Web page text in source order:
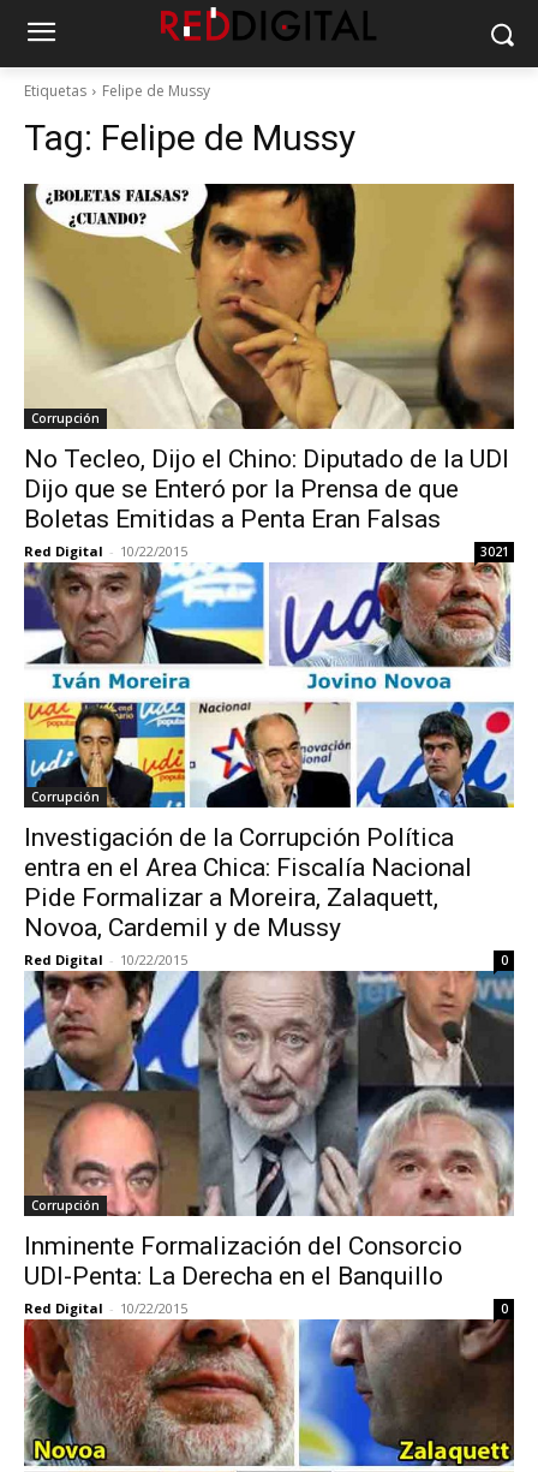
Etiquetas Felipe de Mussy
Tag: Felipe de Mussy
Corrupción
No Tecleo, Dijo el Chino: Diputado de la UDI
Dijo que se Enteró por la Prensa de que
Boletas Emitidas a Penta Eran Falsas
Red Digital - 10/22/2015 3021
Corrupción
Investigación de la Corrupción Política
entra en el Area Chica: Fiscalía Nacional
Pide Formalizar a Moreira, Zalaquett,
Novoa, Cardemil y de Mussy
Red Digital - 10/22/2015 0
Corrupción
Inminente Formalización del Consorcio
UDI-Penta: La Derecha en el Banquillo
Red Digital - 10/22/2015 0